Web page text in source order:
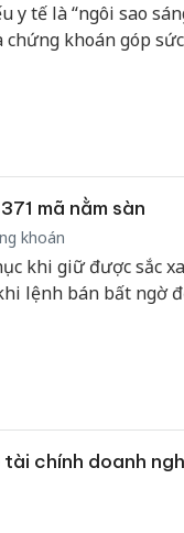
y tế là “ngôi sao
khoán góp
mã nằm sàn
khoán
khi giữ được sắc
lệnh bán bất ngờ
chính doanh